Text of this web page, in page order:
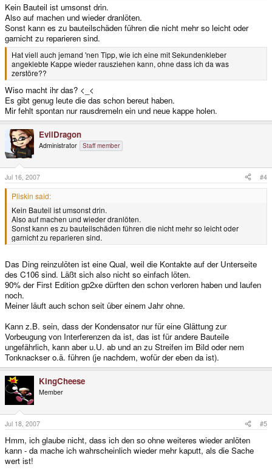
Kein Bauteil ist umsonst drin.
Also auf machen und wieder dranlöten.
Sonst kann es zu bauteilschäden führen die nicht mehr so leicht oder
garnicht zu reparieren sind.
Hat viell auch jemand 'nen Tipp, wie ich eine mit Sekundenkleber
angeklebte Kappe wieder rausziehen kann, ohne dass ich da was
zerstöre??
Wiso macht ihr das? <_<
Es gibt genug leute die das schon bereut haben.
Mir fehlt spontan nur rausdremeln ein und neue kappe holen.
EvilDragon
Administrator Staff member
Jul 16, 2007 #4
Pliskin said:
Kein Bauteil ist umsonst drin.
Also auf machen und wieder dranlöten.
Sonst kann es zu bauteilschäden führen die nicht mehr so leicht oder
garnicht zu reparieren sind.
Das Ding reinzulöten ist eine Qual, weil die Kontakte auf der Unterseite
des C106 sind. Läßt sich also nicht so einfach löten.
90% der First Edition gp2xe dürften den schon verloren haben und laufen
noch.
Meiner läuft auch schon seit über einem Jahr ohne.
Kann z.B. sein, dass der Kondensator nur für eine Glättung zur
Vorbeugung von Interferenzen da ist, das ist für andere Bauteile
ungefährlich, kann aber u.U. ab und an zu Streifen im Bild oder nem
Tonknackser o.ä. führen (je nachdem, wofür der eben da ist).
KingCheese
Member
Jul 18, 2007 #5
Hmm, ich glaube nicht, dass ich den so ohne weiteres wieder anlöten
kann - da mache ich wahrscheinlich wieder mehr kaputt, als die Sache
wert ist!